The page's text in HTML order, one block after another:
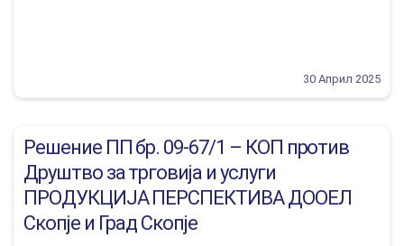
30 Април 2025
Решение ПП бр. 09-67/1 – КОП против
Друштво за трговија и услуги
ПРОДУКЦИЈА ПЕРСПЕКТИВА ДООЕЛ
Скопје и Град Скопје